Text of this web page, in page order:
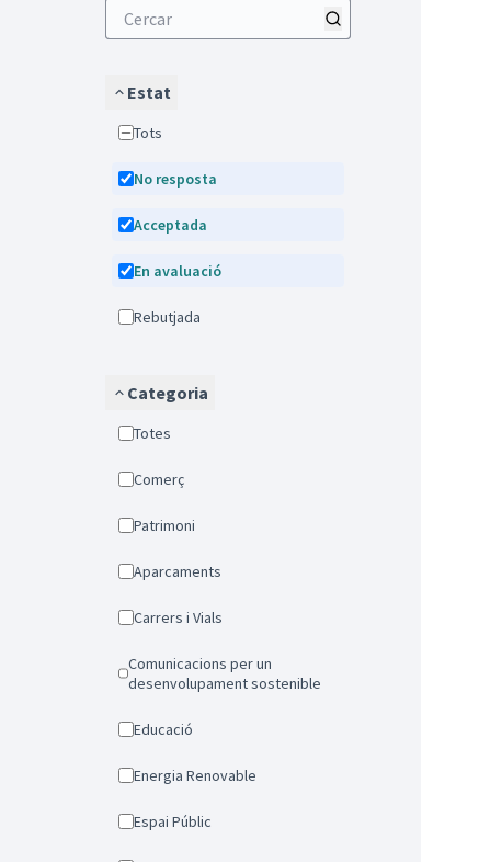
Estat
Tots
No resposta
Acceptada
En avaluació
Rebutjada
Categoria
Totes
Comerç
Patrimoni
Aparcaments
Carrers i Vials
Comunicacions per un
desenvolupament sostenible
Educació
Energia Renovable
Espai Públic